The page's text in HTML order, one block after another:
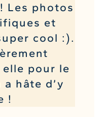
Les photos
et
cool :).
pour le
hâte d’y
!